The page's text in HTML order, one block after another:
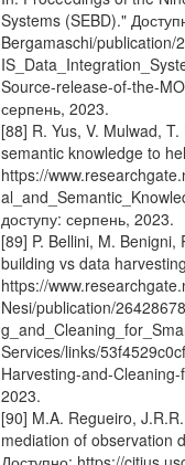
Systems (SEBD)."
Bergamaschi/
Source-release-of-the-
серпень, 2023.
[88] R. Yus, V. Mulwad,
semantic knowledge to
https://
доступу: серпень, 2023.
[89] P. Bellini, M.
building vs data
https://
Nesi/publication/
Services/links/
Harvesting-and-
2023.
[90] M.A. Regueiro,
mediation of observation